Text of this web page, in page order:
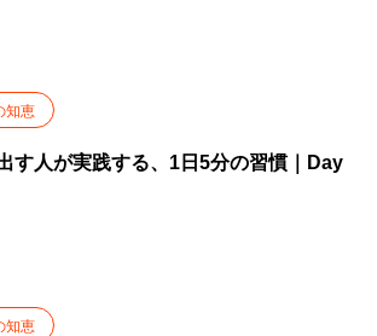
知恵
す人が実践する、1日5分の習慣｜Day
知恵